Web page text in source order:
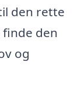
den rette
den
og